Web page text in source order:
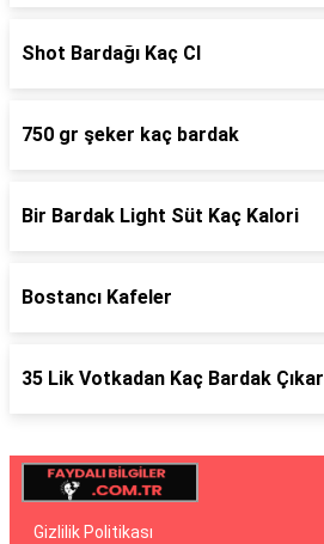
Shot Bardağı Kaç Cl
750 gr şeker kaç bardak
Bir Bardak Light Süt Kaç Kalori
Bostancı Kafeler
35 Lik Votkadan Kaç Bardak Çıkar
Gizlilik Politikası